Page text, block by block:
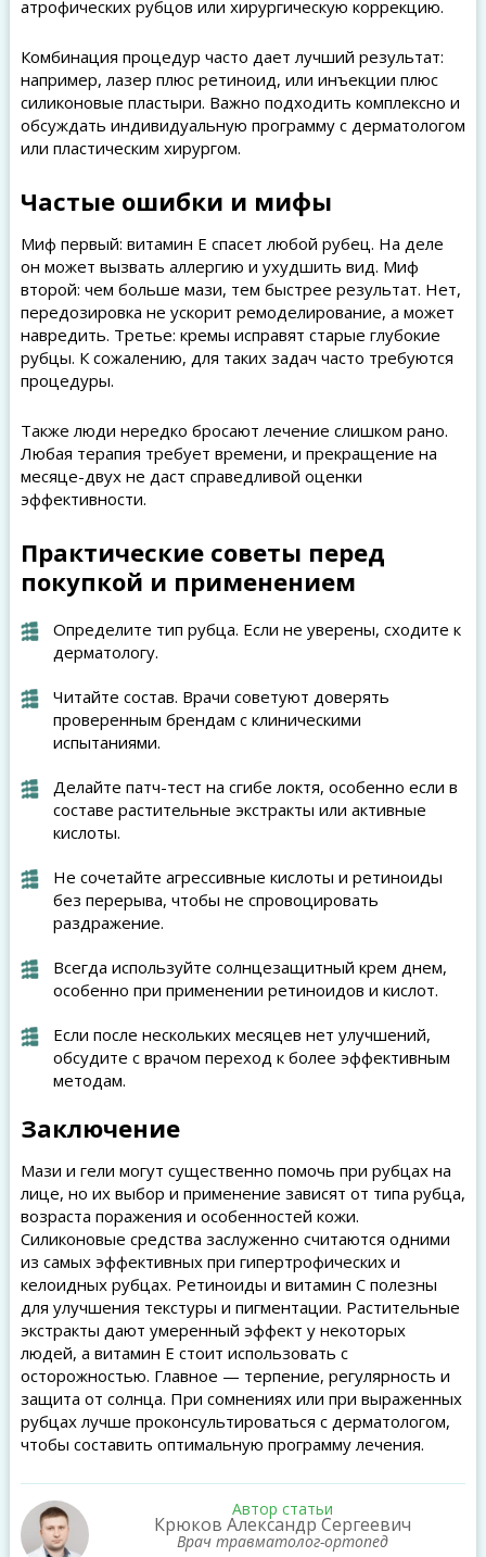
атрофических рубцов или хирургическую коррекцию.
Комбинация процедур часто дает лучший результат:
например, лазер плюс ретиноид, или инъекции плюс
силиконовые пластыри. Важно подходить комплексно и
обсуждать индивидуальную программу с дерматологом
или пластическим хирургом.
Частые ошибки и мифы
Миф первый: витамин Е спасет любой рубец. На деле
он может вызвать аллергию и ухудшить вид. Миф
второй: чем больше мази, тем быстрее результат. Нет,
передозировка не ускорит ремоделирование, а может
навредить. Третье: кремы исправят старые глубокие
рубцы. К сожалению, для таких задач часто требуются
процедуры.
Также люди нередко бросают лечение слишком рано.
Любая терапия требует времени, и прекращение на
месяце-двух не даст справедливой оценки
эффективности.
Практические советы перед
покупкой и применением
Определите тип рубца. Если не уверены, сходите к
дерматологу.
Читайте состав. Врачи советуют доверять
проверенным брендам с клиническими
испытаниями.
Делайте патч-тест на сгибе локтя, особенно если в
составе растительные экстракты или активные
кислоты.
Не сочетайте агрессивные кислоты и ретиноиды
без перерыва, чтобы не спровоцировать
раздражение.
Всегда используйте солнцезащитный крем днем,
особенно при применении ретиноидов и кислот.
Если после нескольких месяцев нет улучшений,
обсудите с врачом переход к более эффективным
методам.
Заключение
Мази и гели могут существенно помочь при рубцах на
лице, но их выбор и применение зависят от типа рубца,
возраста поражения и особенностей кожи.
Силиконовые средства заслуженно считаются одними
из самых эффективных при гипертрофических и
келоидных рубцах. Ретиноиды и витамин C полезны
для улучшения текстуры и пигментации. Растительные
экстракты дают умеренный эффект у некоторых
людей, а витамин Е стоит использовать с
осторожностью. Главное — терпение, регулярность и
защита от солнца. При сомнениях или при выраженных
рубцах лучше проконсультироваться с дерматологом,
чтобы составить оптимальную программу лечения.
Автор статьи
Крюков Александр Сергеевич
Врач травматолог-ортопед